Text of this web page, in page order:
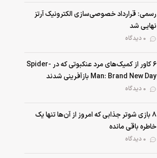
رسمی: قرارداد خصوصی‌سازی الکترونیک آرتز
نهایی شد
۶ کاور از کمیک‌های مرد عنکبوتی که در Spider-
Man: Brand New Day بازآفرینی شدند
۸ بازی شوتر جذابی که امروز از آن‌ها تنها یک
خاطره باقی مانده